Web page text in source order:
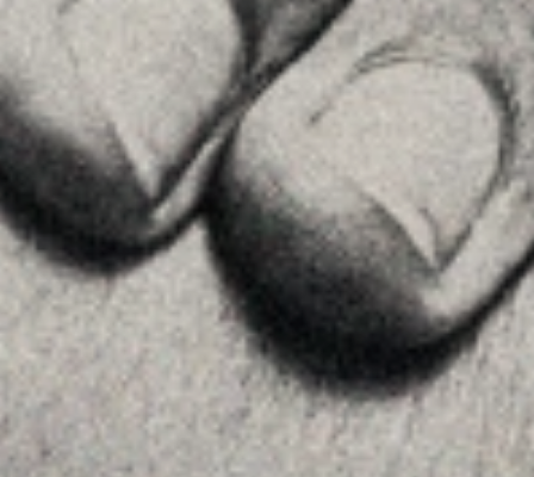
Inici
La Firma
Equipo
Assessorament
Insights
Contactar
SEGUEIX-NOS
Linkedin
Instagram